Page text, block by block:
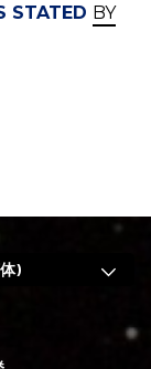
STATED BY